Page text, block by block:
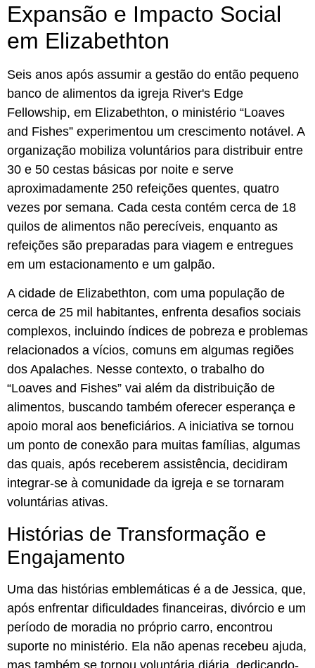
Expansão e Impacto Social
em Elizabethton
Seis anos após assumir a gestão do então pequeno
banco de alimentos da igreja River's Edge
Fellowship, em Elizabethton, o ministério “Loaves
and Fishes” experimentou um crescimento notável. A
organização mobiliza voluntários para distribuir entre
30 e 50 cestas básicas por noite e serve
aproximadamente 250 refeições quentes, quatro
vezes por semana. Cada cesta contém cerca de 18
quilos de alimentos não perecíveis, enquanto as
refeições são preparadas para viagem e entregues
em um estacionamento e um galpão.
A cidade de Elizabethton, com uma população de
cerca de 25 mil habitantes, enfrenta desafios sociais
complexos, incluindo índices de pobreza e problemas
relacionados a vícios, comuns em algumas regiões
dos Apalaches. Nesse contexto, o trabalho do
“Loaves and Fishes” vai além da distribuição de
alimentos, buscando também oferecer esperança e
apoio moral aos beneficiários. A iniciativa se tornou
um ponto de conexão para muitas famílias, algumas
das quais, após receberem assistência, decidiram
integrar-se à comunidade da igreja e se tornaram
voluntárias ativas.
Histórias de Transformação e
Engajamento
Uma das histórias emblemáticas é a de Jessica, que,
após enfrentar dificuldades financeiras, divórcio e um
período de moradia no próprio carro, encontrou
suporte no ministério. Ela não apenas recebeu ajuda,
mas também se tornou voluntária diária, dedicando-